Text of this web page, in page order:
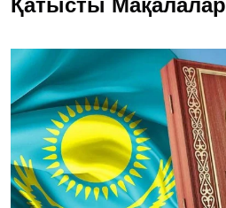
Қатысты Мақалалар